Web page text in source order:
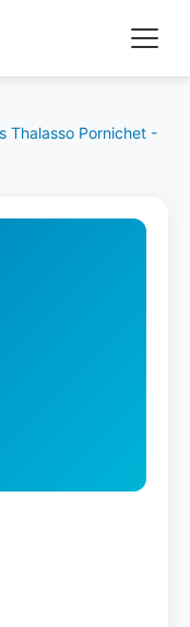
Thalasso Pornichet -